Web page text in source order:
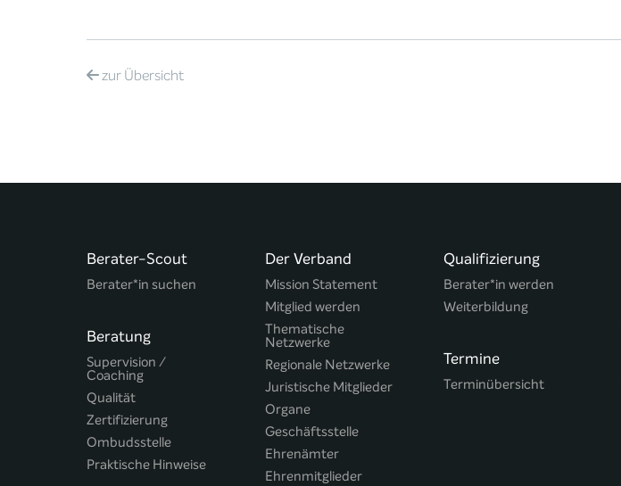
zurÜbersicht
Berater-Scout
Berater*in suchen
Beratung
Supervision /
Coaching
Qualität
Zertifizierung
Ombudsstelle
Praktische Hinweise
Der Verband
Mission Statement
Mitglied werden
Thematische
Netzwerke
Regionale Netzwerke
Juristische Mitglieder
Organe
Geschäftsstelle
Ehrenämter
Ehrenmitglieder
Qualifizierung
Berater*in werden
Weiterbildung
Termine
Terminübersicht